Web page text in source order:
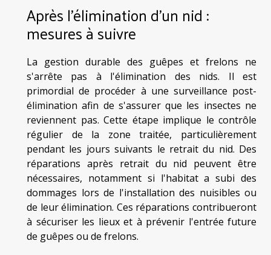
Après l'élimination d'un nid :
mesures à suivre
La gestion durable des guêpes et frelons ne
s'arrête pas à l'élimination des nids. Il est
primordial de procéder à une surveillance post-
élimination afin de s'assurer que les insectes ne
reviennent pas. Cette étape implique le contrôle
régulier de la zone traitée, particulièrement
pendant les jours suivants le retrait du nid. Des
réparations après retrait du nid peuvent être
nécessaires, notamment si l'habitat a subi des
dommages lors de l'installation des nuisibles ou
de leur élimination. Ces réparations contribueront
à sécuriser les lieux et à prévenir l'entrée future
de guêpes ou de frelons.